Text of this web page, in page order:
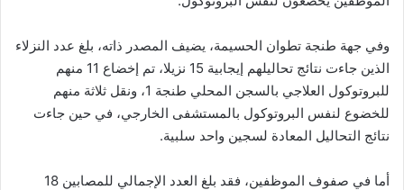
وفي جهة طنجة تطوان الحسيمة، يضيف المصدر ذاته، بلغ عدد النزلاء
الذين جاءت نتائج تحاليلهم إيجابية 15 نزيلا، تم إخضاع 11 منهم
للبروتوكول العلاجي بالسجن المحلي طنجة 1، ونقل ثلاثة منهم
للخضوع لنفس البروتوكول بالمستشفى الخارجي، في حين جاءت
نتائج التحاليل المعادة لسجين واحد سلبية.
أما في صفوف الموظفين، فقد بلغ العدد الإجمالي للمصابين 18